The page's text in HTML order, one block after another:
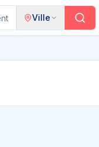
Ville